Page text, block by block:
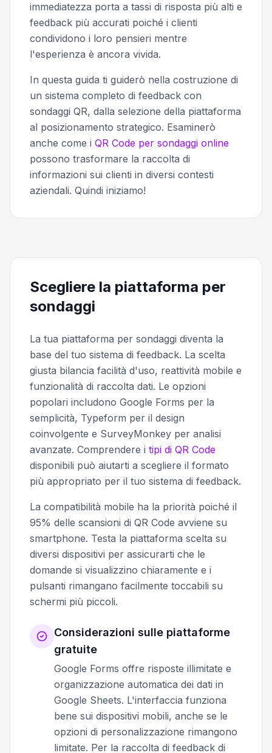
immediatezza porta a tassi di risposta più alti e
feedback più accurati poiché i clienti
condividono i loro pensieri mentre
l'esperienza è ancora vivida.
In questa guida ti guiderò nella costruzione di
un sistema completo di feedback con
sondaggi QR, dalla selezione della piattaforma
al posizionamento strategico. Esaminerò
anche come i QR Code per sondaggi online
possono trasformare la raccolta di
informazioni sui clienti in diversi contesti
aziendali. Quindi iniziamo!
Scegliere la piattaforma per
sondaggi
La tua piattaforma per sondaggi diventa la
base del tuo sistema di feedback. La scelta
giusta bilancia facilità d'uso, reattività mobile e
funzionalità di raccolta dati. Le opzioni
popolari includono Google Forms per la
semplicità, Typeform per il design
coinvolgente e SurveyMonkey per analisi
avanzate. Comprendere i tipi di QR Code
disponibili può aiutarti a scegliere il formato
più appropriato per il tuo sistema di feedback.
La compatibilità mobile ha la priorità poiché il
95% delle scansioni di QR Code avviene su
smartphone. Testa la piattaforma scelta su
diversi dispositivi per assicurarti che le
domande si visualizzino chiaramente e i
pulsanti rimangano facilmente toccabili su
schermi più piccoli.
Considerazioni sulle piattaforme
gratuite
Google Forms offre risposte illimitate e
organizzazione automatica dei dati in
Google Sheets. L'interfaccia funziona
bene sui dispositivi mobili, anche se le
opzioni di personalizzazione rimangono
limitate. Per la raccolta di feedback di